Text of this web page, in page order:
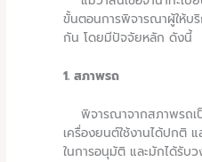
ขั้นตอนการพิจารณาผู้ให้บริ
กัน โดยมีปัจจัยหลัก ดังนี้
1. สภาพรถ
พิจารณาจากสภาพรถเ
เครื่องยนต์ใช้งานได้ปกติ
ในการอนุมัติ และมักได้รับว